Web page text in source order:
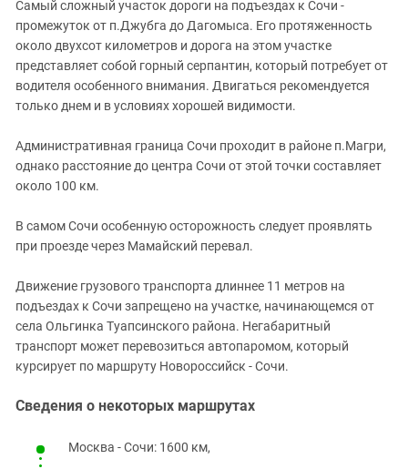
Самый сложный участок дороги на подъездах к Сочи -
промежуток от п.Джубга до Дагомыса. Его протяженность
около двухсот километров и дорога на этом участке
представляет собой горный серпантин, который потребует от
водителя особенного внимания. Двигаться рекомендуется
только днем и в условиях хорошей видимости.
Административная граница Сочи проходит в районе п.Магри,
однако расстояние до центра Сочи от этой точки составляет
около 100 км.
В самом Сочи особенную осторожность следует проявлять
при проезде через Мамайский перевал.
Движение грузового транспорта длиннее 11 метров на
подъездах к Сочи запрещено на участке, начинающемся от
села Ольгинка Туапсинского района. Негабаритный
транспорт может перевозиться автопаромом, который
курсирует по маршруту Новороссийск - Сочи.
Сведения о некоторых маршрутах
Москва - Сочи: 1600 км,